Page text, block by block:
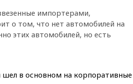
вчера, 23:30Жителя Нижнего
Тагила арестовали за реакции
в Теlegram
импортерами,
о том, что нет автомобилей на
этих автомобилей, но есть
в основном на корпоративные